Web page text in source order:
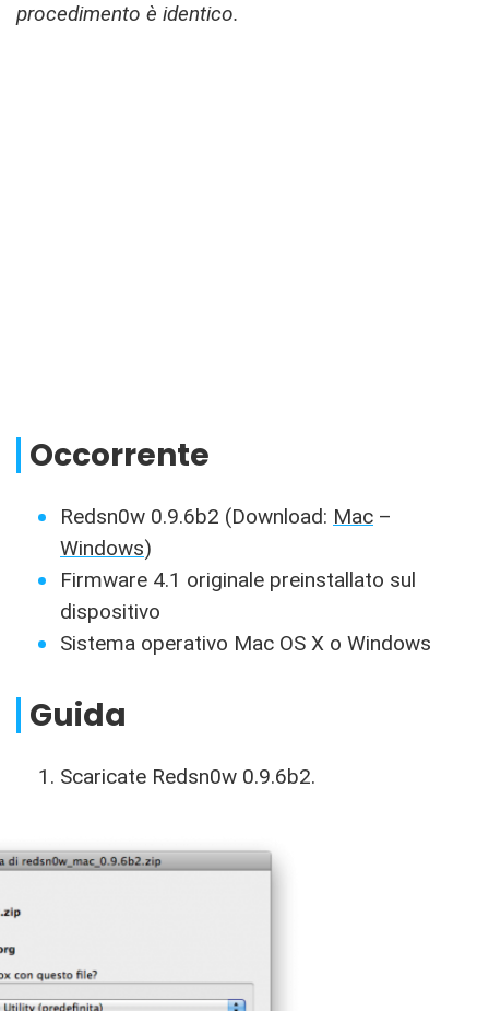
procedimento è identico.
Occorrente
Redsn0w 0.9.6b2 (Download: Mac –
Windows)
Firmware 4.1 originale preinstallato sul
dispositivo
Sistema operativo Mac OS X o Windows
Guida
Scaricate Redsn0w 0.9.6b2.